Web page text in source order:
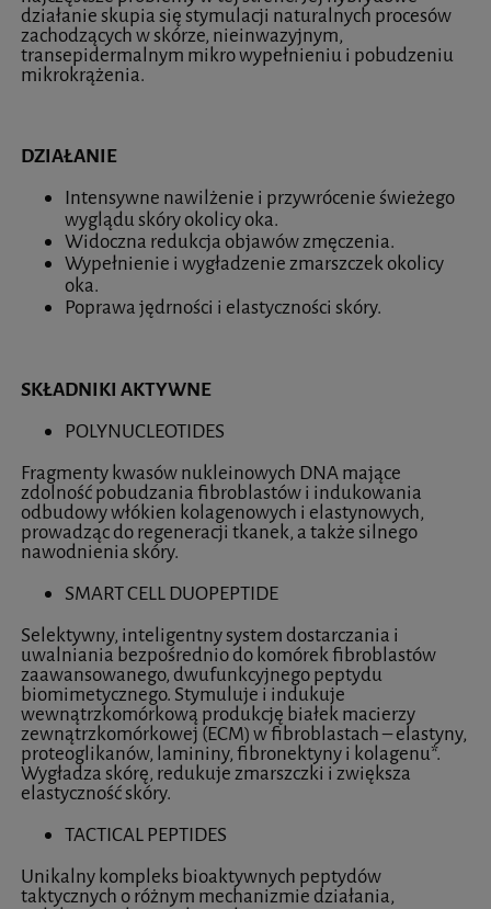
działanie skupia się stymulacji naturalnych procesów
zachodzących w skórze, nieinwazyjnym,
transepidermalnym mikro wypełnieniu i pobudzeniu
mikrokrążenia.
DZIAŁANIE
Intensywne nawilżenie i przywrócenie świeżego
wyglądu skóry okolicy oka.
Widoczna redukcja objawów zmęczenia.
Wypełnienie i wygładzenie zmarszczek okolicy
oka.
Poprawa jędrności i elastyczności skóry.
SKŁADNIKI AKTYWNE
POLYNUCLEOTIDES
Fragmenty kwasów nukleinowych DNA mające
zdolność pobudzania fibroblastów i indukowania
odbudowy włókien kolagenowych i elastynowych,
prowadząc do regeneracji tkanek, a także silnego
nawodnienia skóry.
SMART CELL DUOPEPTIDE
Selektywny, inteligentny system dostarczania i
uwalniania bezpośrednio do komórek fibroblastów
zaawansowanego, dwufunkcyjnego peptydu
biomimetycznego. Stymuluje i indukuje
wewnątrzkomórkową produkcję białek macierzy
zewnątrzkomórkowej (ECM) w fibroblastach – elastyny,
proteoglikanów, lamininy, fibronektyny i kolagenu*.
Wygładza skórę, redukuje zmarszczki i zwiększa
elastyczność skóry.
TACTICAL PEPTIDES
Unikalny kompleks bioaktywnych peptydów
taktycznych o różnym mechanizmie działania,